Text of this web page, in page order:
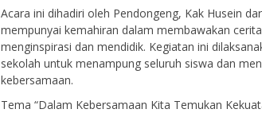
Acara ini dihadiri oleh Pendongeng, Kak Husein
mempunyai kemahiran dalam membawakan
menginspirasi dan mendidik. Kegiatan ini
sekolah untuk menampung seluruh siswa dan
kebersamaan.
Tema “Dalam Kebersamaan Kita Temukan